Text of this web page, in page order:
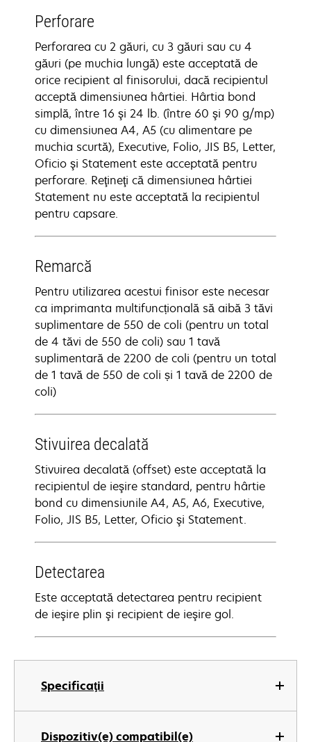
Specificaţii
Dispozitiv(e) compatibil(e)
Perforare
Perforarea cu 2 găuri, cu 3 găuri sau cu 4
găuri (pe muchia lungă) este acceptată de
orice recipient al finisorului, dacă recipientul
acceptă dimensiunea hârtiei. Hârtia bond
simplă, între 16 şi 24 lb. (între 60 şi 90 g/mp)
cu dimensiunea A4, A5 (cu alimentare pe
muchia scurtă), Executive, Folio, JIS B5, Letter,
Oficio şi Statement este acceptată pentru
perforare. Reţineţi că dimensiunea hârtiei
Statement nu este acceptată la recipientul
pentru capsare.
Remarcă
Pentru utilizarea acestui finisor este necesar
ca imprimanta multifuncțională să aibă 3 tăvi
suplimentare de 550 de coli (pentru un total
de 4 tăvi de 550 de coli) sau 1 tavă
suplimentară de 2200 de coli (pentru un total
de 1 tavă de 550 de coli și 1 tavă de 2200 de
coli)
Stivuirea decalată
Stivuirea decalată (offset) este acceptată la
recipientul de ieşire standard, pentru hârtie
bond cu dimensiunile A4, A5, A6, Executive,
Folio, JIS B5, Letter, Oficio şi Statement.
Detectarea
Este acceptată detectarea pentru recipient
de ieşire plin şi recipient de ieşire gol.